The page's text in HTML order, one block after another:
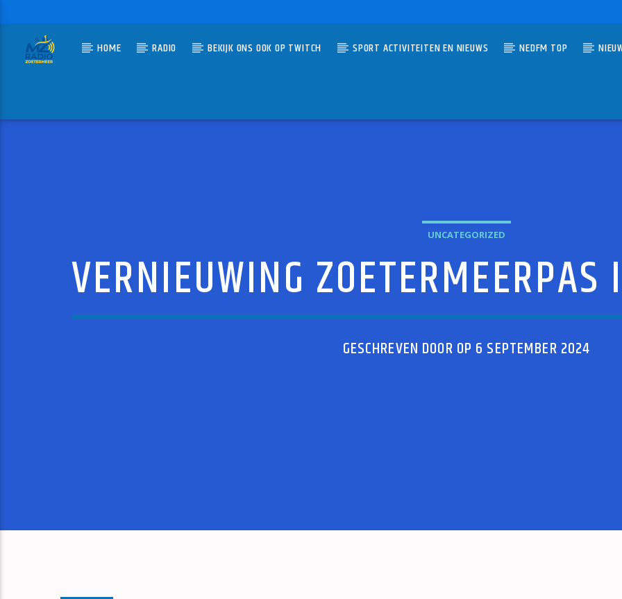
HOME RADIO BEKIJK ONS OOK OP TWITCH SPORT ACTIVITEITEN EN NIEUWS NEDFM TOP
UNCATEGORIZED
VERNIEUWING ZOETERMEERPAS
GESCHREVEN DOOR OP 6 SEPTEMBER 2024